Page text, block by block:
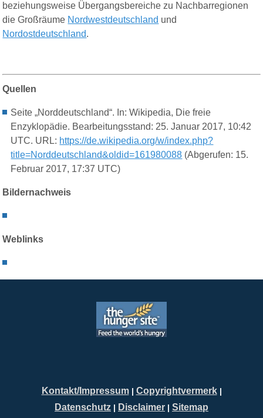
beziehungsweise Übergangsbereiche zu Nachbarregionen
die Großräume Nordwestdeutschland und
Nordostdeutschland.
Quellen
Seite „Norddeutschland“. In: Wikipedia, Die freie
Enzyklopädie. Bearbeitungsstand: 25. Januar 2017, 10:42
UTC. URL: https://de.wikipedia.org/w/index.php?
title=Norddeutschland&oldid=161980088 (Abgerufen: 15.
Februar 2017, 17:37 UTC)
Bildernachweis
Weblinks
Kontakt/Impressum| Copyrightvermerk|
Datenschutz | Disclaimer | Sitemap